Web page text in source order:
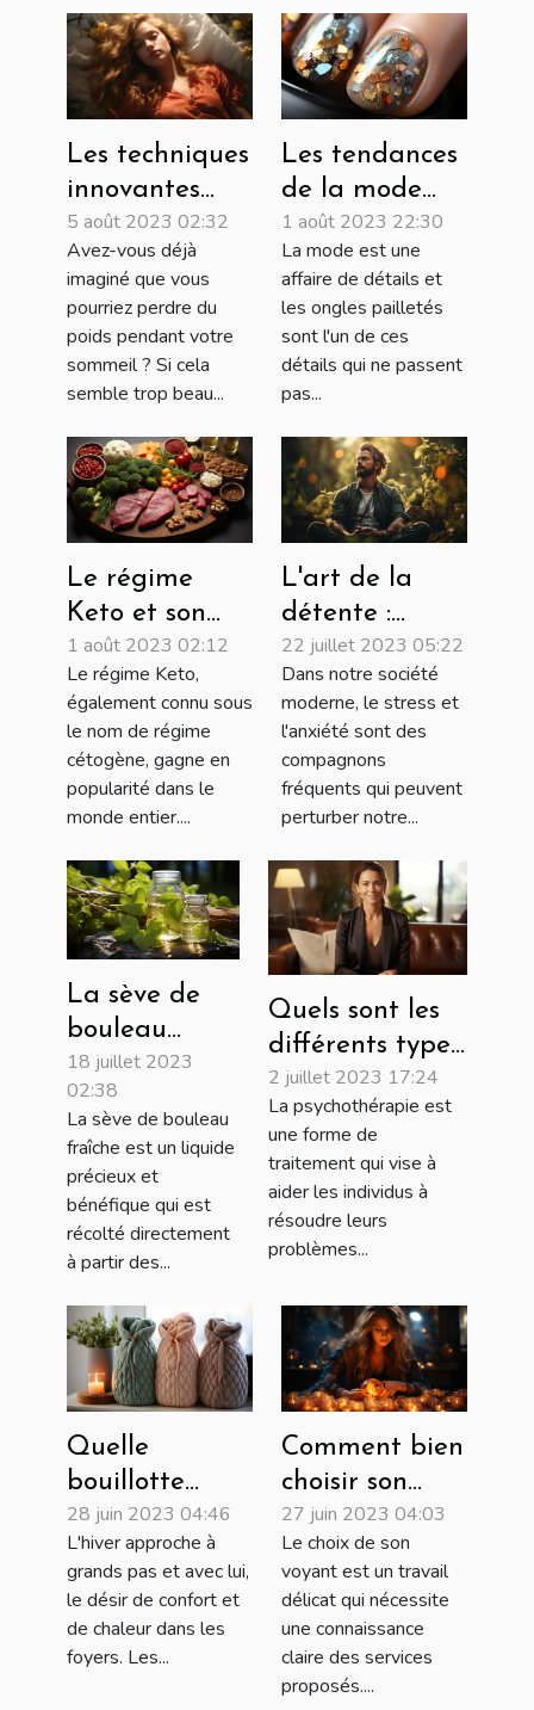
Les techniques
innovantes
pour perdre
du poids
pendant le
sommeil
5 août 2023 02:32
Avez-vous déjà
imaginé que vous
pourriez perdre du
poids pendant votre
sommeil ? Si cela
semble trop beau...
Les tendances
de la mode
des ongles
pailletés pour
2022
1 août 2023 22:30
La mode est une
affaire de détails et
les ongles pailletés
sont l'un de ces
détails qui ne passent
pas...
Le régime
Keto et son
influence sur
la santé
mentale
1 août 2023 02:12
Le régime Keto,
également connu sous
le nom de régime
cétogène, gagne en
popularité dans le
monde entier....
L'art de la
détente :
techniques
pour soulager
le stress et
apaiser l'esprit
22 juillet 2023 05:22
Dans notre société
moderne, le stress et
l'anxiété sont des
compagnons
fréquents qui peuvent
perturber notre...
La sève de
bouleau
fraîche : une
source
naturelle de
bienfaits
pour la santé
18 juillet 2023
02:38
La sève de bouleau
fraîche est un liquide
précieux et
bénéfique qui est
récolté directement
à partir des...
Quels sont les
différents types
de
psychothérapies
à adopter ?
2 juillet 2023 17:24
La psychothérapie est
une forme de
traitement qui vise à
aider les individus à
résoudre leurs
problèmes...
Quelle
bouillotte
choisir :
peluche,
électrique,
sèche ou à eau
?
28 juin 2023 04:46
L'hiver approche à
grands pas et avec lui,
le désir de confort et
de chaleur dans les
foyers. Les...
Comment bien
choisir son
voyant ?
27 juin 2023 04:03
Le choix de son
voyant est un travail
délicat qui nécessite
une connaissance
claire des services
proposés....